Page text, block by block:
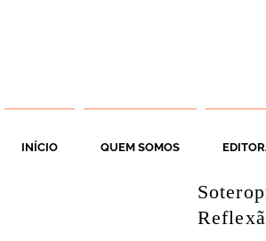
INÍCIO QUEM SOMOS